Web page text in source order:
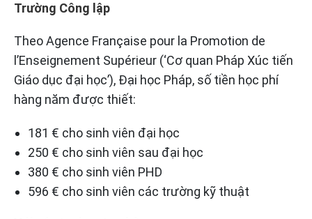
Trường Công lập
Theo Agence Française pour la Promotion de
l’Enseignement Supérieur (‘Cơ quan Pháp Xúc tiến
Giáo dục đại học’), Đại học Pháp, số tiền học phí
hàng năm được thiết:
181 € cho sinh viên đại học
250 € cho sinh viên sau đại học
380 € cho sinh viên PHD
596 € cho sinh viên các trường kỹ thuật